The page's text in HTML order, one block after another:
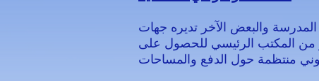
والبعض الآخر تديره جهات
من المكتب الرئيسي للحصول على